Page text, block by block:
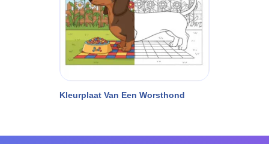
Kleurplaat Van Een Worsthond